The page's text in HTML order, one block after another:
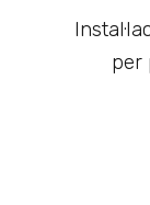
per